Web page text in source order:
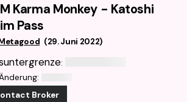
Karma Monkey - Katoshi
Pass
(29. Juni 2022)
:
:
Broker